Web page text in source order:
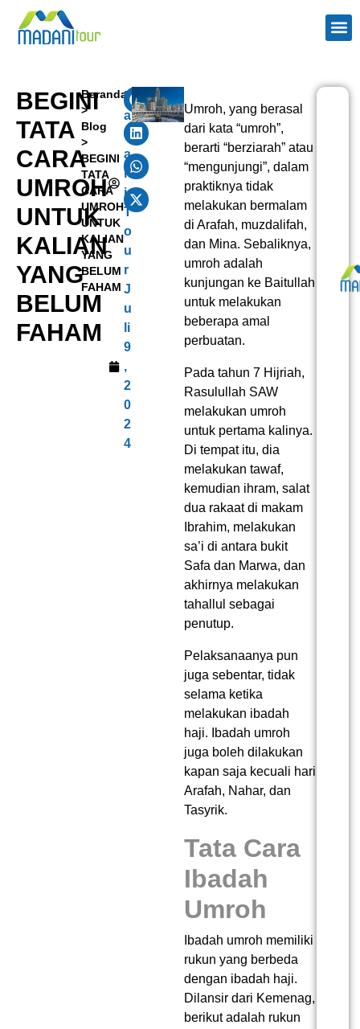
BEGINI
TATA
CARA
UMROH
UNTUK
KALIAN
YANG
BELUM
FAHAM
Beranda
>
Blog
>
BEGINI
TATA
CARA
UMROH
UNTUK
KALIAN
YANG
BELUM
FAHAM
M
a
d
a
n
i
T
o
u
r
J
u
li
9
,
2
0
2
4
Umroh, yang berasal
dari kata “umroh”,
berarti “berziarah” atau
“mengunjungi”, dalam
praktiknya tidak
melakukan bermalam
di Arafah, muzdalifah,
dan Mina. Sebaliknya,
umroh adalah
kunjungan ke Baitullah
untuk melakukan
beberapa amal
perbuatan.
Pada tahun 7 Hijriah,
Rasulullah SAW
melakukan umroh
untuk pertama kalinya.
Di tempat itu, dia
melakukan tawaf,
kemudian ihram, salat
dua rakaat di makam
Ibrahim, melakukan
sa’i di antara bukit
Safa dan Marwa, dan
akhirnya melakukan
tahallul sebagai
penutup.
Pelaksanaanya pun
juga sebentar, tidak
selama ketika
melakukan ibadah
haji. Ibadah umroh
juga boleh dilakukan
kapan saja kecuali hari
Arafah, Nahar, dan
Tasyrik.
Tata Cara
Ibadah
Umroh
Ibadah umroh memiliki
rukun yang berbeda
dengan ibadah haji.
Dilansir dari Kemenag,
berikut adalah rukun